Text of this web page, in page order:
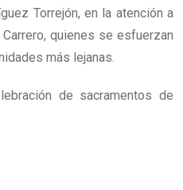
Torrejón, en la atención a
quienes se esfuerzan
más lejanas.
de sacramentos de